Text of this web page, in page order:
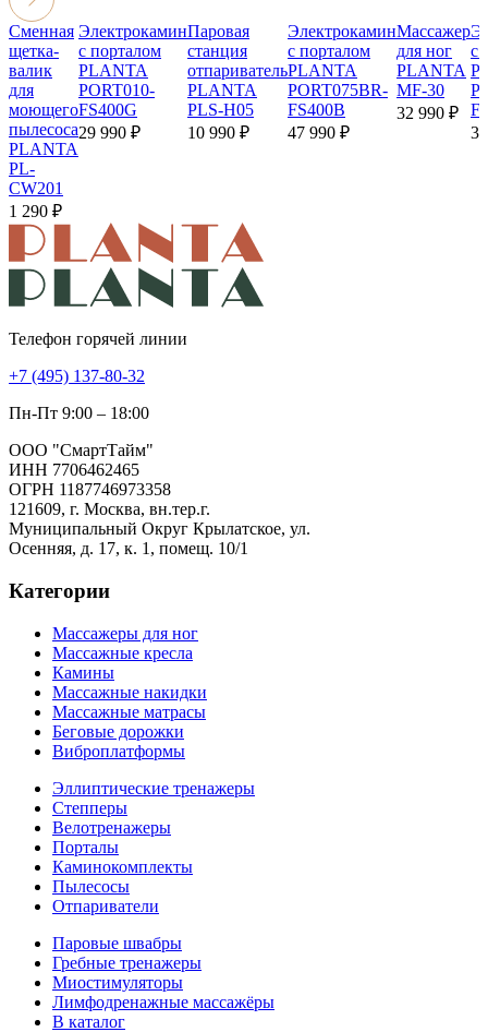
Сменная
щетка-
валик
для
моющего
пылесоса
PLANTA
PL-
CW201
1 290 ₽
Электрокамин
с порталом
PLANTA
PORT010-
FS400G
29 990 ₽
Паровая
станция
отпариватель
PLANTA
PLS-H05
10 990 ₽
Электрокамин
с порталом
PLANTA
PORT075BR-
FS400B
47 990 ₽
Массажер
для ног
PLANTA
MF-30
32 990 ₽
с
Телефон горячей линии
+7 (495) 137-80-32
Пн-Пт 9:00 – 18:00
ООО "СмартТайм"
ИНН 7706462465
ОГРН 1187746973358
121609, г. Москва, вн.тер.г.
Муниципальный Округ Крылатское, ул.
Осенняя, д. 17, к. 1, помещ. 10/1
Категории
Массажеры для ног
Массажные кресла
Камины
Массажные накидки
Массажные матрасы
Беговые дорожки
Виброплатформы
Эллиптические тренажеры
Степперы
Велотренажеры
Порталы
Каминокомплекты
Пылесосы
Отпариватели
Паровые швабры
Гребные тренажеры
Миостимуляторы
Лимфодренажные массажёры
В каталог